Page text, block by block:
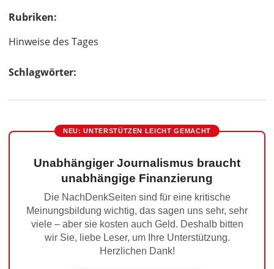
Rubriken:
Hinweise des Tages
Schlagwörter:
NEU: UNTERSTÜTZEN LEICHT GEMACHT
Unabhängiger Journalismus braucht
unabhängige Finanzierung
Die NachDenkSeiten sind für eine kritische
Meinungsbildung wichtig, das sagen uns sehr, sehr
viele – aber sie kosten auch Geld. Deshalb bitten
wir Sie, liebe Leser, um Ihre Unterstützung.
Herzlichen Dank!